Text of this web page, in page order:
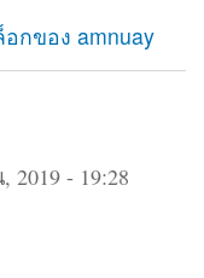
เพจคืนได้อย่างไร
กของ amnuay
2019 - 19:28